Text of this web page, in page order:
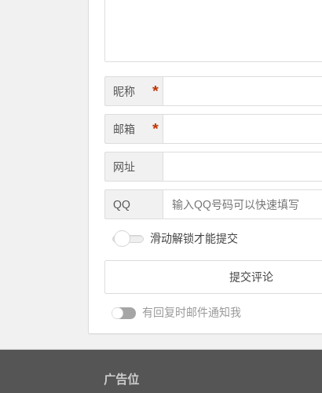
昵称 *
邮箱 *
网址
QQ
滑动解锁才能提交
有回复时邮件通知我
广告位